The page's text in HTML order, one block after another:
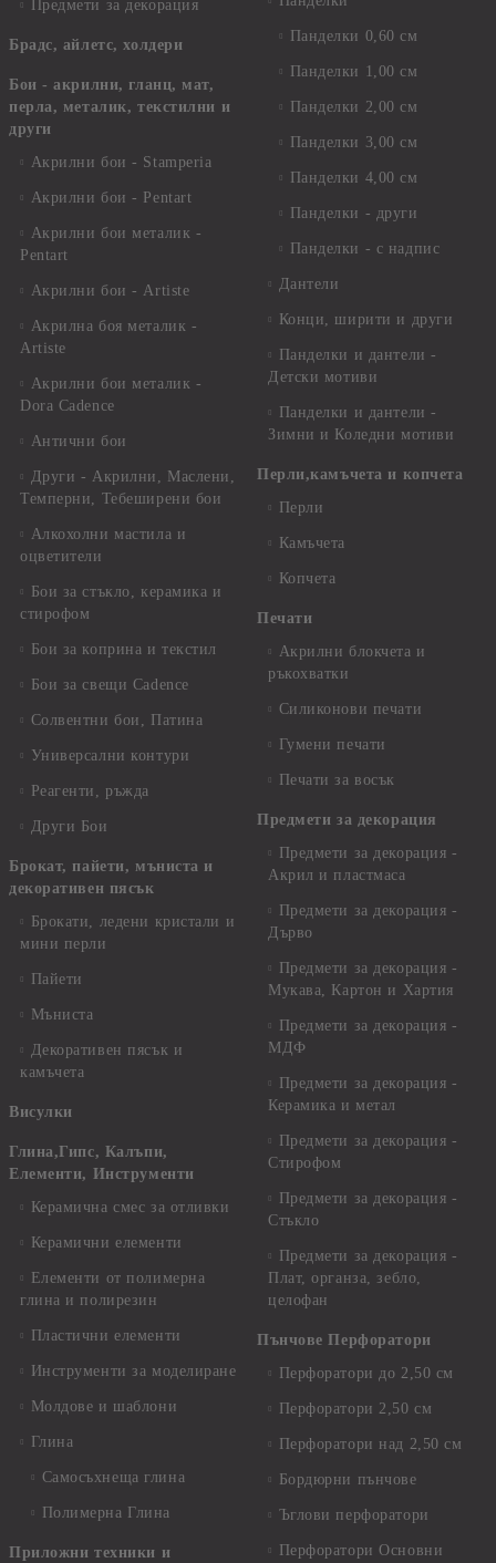
Предмети за декорация
Брадс, айлетс, холдери
Бои - акрилни, гланц, мат,
перла, металик, текстилни и
други
Акрилни бои - Stamperia
Акрилни бои - Pentart
Акрилни бои металик -
Pentart
Акрилни бои - Artiste
Акрилна боя металик -
Artiste
Акрилни бои металик -
Dora Cadence
Антични бои
Други - Акрилни, Маслени,
Темперни, Тебеширени бои
Алкохолни мастила и
оцветители
Бои за стъкло, керамика и
стирофом
Бои за коприна и текстил
Бои за свещи Cadence
Солвентни бои, Патина
Универсални контури
Реагенти, ръжда
Други Бои
Брокат, пайети, мъниста и
декоративен пясък
Брокати, ледени кристали и
мини перли
Пайети
Мъниста
Декоративен пясък и
камъчета
Висулки
Глина,Гипс, Калъпи,
Елементи, Инструменти
Керамична смес за отливки
Керамични елементи
Елементи от полимерна
глина и полирезин
Пластични елементи
Инструменти за моделиране
Молдове и шаблони
Глина
Самосъхнеща глина
Полимерна Глина
Приложни техники и
Панделки 0,60 см
Панделки 1,00 см
Панделки 2,00 см
Панделки 3,00 см
Панделки 4,00 см
Панделки - други
Панделки - с надпис
Дантели
Конци, ширити и други
Панделки и дантели -
Детски мотиви
Панделки и дантели -
Зимни и Коледни мотиви
Перли,камъчета и копчета
Перли
Камъчета
Копчета
Печати
Акрилни блокчета и
ръкохватки
Силиконови печати
Гумени печати
Печати за восък
Предмети за декорация
Предмети за декорация -
Акрил и пластмаса
Предмети за декорация -
Дърво
Предмети за декорация -
Мукава, Картон и Хартия
Предмети за декорация -
МДФ
Предмети за декорация -
Керамика и метал
Предмети за декорация -
Стирофом
Предмети за декорация -
Стъкло
Предмети за декорация -
Плат, органза, зебло,
целофан
Пънчове Перфоратори
Перфоратори до 2,50 см
Перфоратори 2,50 см
Перфоратори над 2,50 см
Бордюрни пънчове
Ъглови перфоратори
Перфоратори Основни